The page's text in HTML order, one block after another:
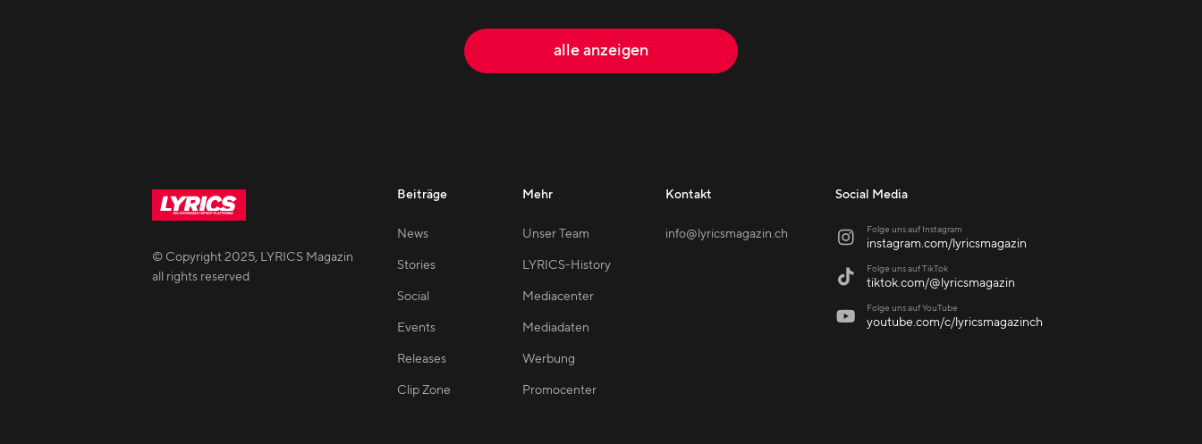
alle anzeigen
© Copyright2025, LYRICS Magazin
all rights reserved
Beiträge
News
Stories
Social
Events
Releases
Clip Zone
Mehr
Unser Team
LYRICS-History
Mediacenter
Mediadaten
Werbung
Promocenter
Kontakt
info@lyricsmagazin.ch
Social Media
 Folge uns auf Instagram
instagram.com/lyricsmagazin
 Folge uns auf TikTok
tiktok.com/@lyricsmagazin
 Folge uns auf YouTube
youtube.com/c/lyricsmagazinch